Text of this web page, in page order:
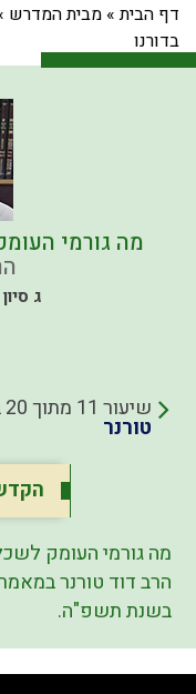
דף הבית» מבית המדרש
בדורנו
מה גורמי
ג
שיעור 11 מתוך 20 בסדרת
טורנר
מה גורמי העומק
הרב דוד טורנר
בשנת תשפ"ה.